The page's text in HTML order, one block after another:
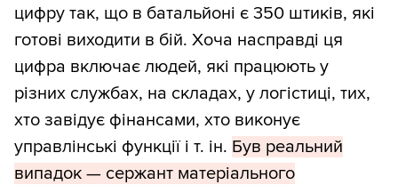
цифру так, що в батальйоні є 350 штиків, які
готові виходити в бій. Хоча насправді ця
цифра включає людей, які працюють у
різних службах, на складах, у логістиці, тих,
хто завідує фінансами, хто виконує
управлінські функції і т. ін. Був реальний
випадок — сержант матеріального